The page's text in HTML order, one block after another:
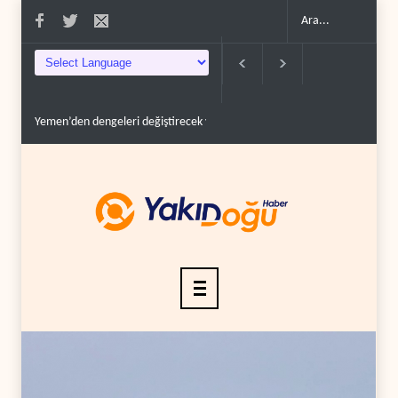
Yemen’den dengeleri değiştirecek yeni askeri denklem..